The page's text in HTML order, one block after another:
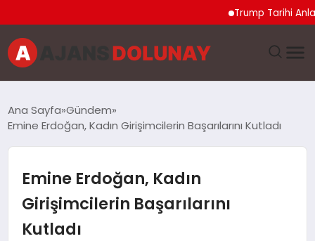
Trump Tarihi
EKONOMI
GENEL
Ana Sayfa Gündem
Emine Erdoğan, Kadın Girişimcilerin Başarılarını Kutladı
Emine Erdoğan, Kadın
Girişimcilerin Başarılarını
Kutladı